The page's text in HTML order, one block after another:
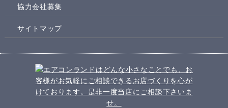
協力会社募集
サイトマップ